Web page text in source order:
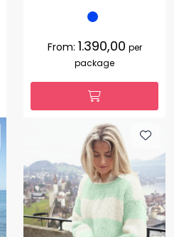
From: 1.390,00 per
package